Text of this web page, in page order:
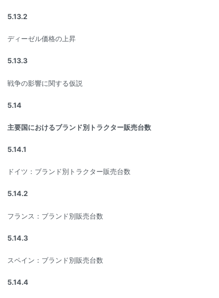
5.13.2
ディーゼル価格の上昇
5.13.3
戦争の影響に関する仮説
5.14
主要国におけるブランド別トラクター販売台数
5.14.1
ドイツ：ブランド別トラクター販売台数
5.14.2
フランス：ブランド別販売台数
5.14.3
スペイン：ブランド別販売台数
5.14.4